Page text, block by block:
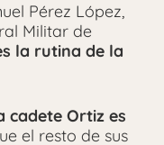
Pérez López,
Militar de
la rutina de la
cadete Ortiz es
el resto de sus